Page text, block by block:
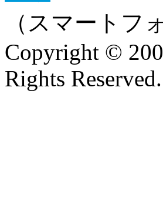
（スマートフ
Copyright ©
Rights Reserved.